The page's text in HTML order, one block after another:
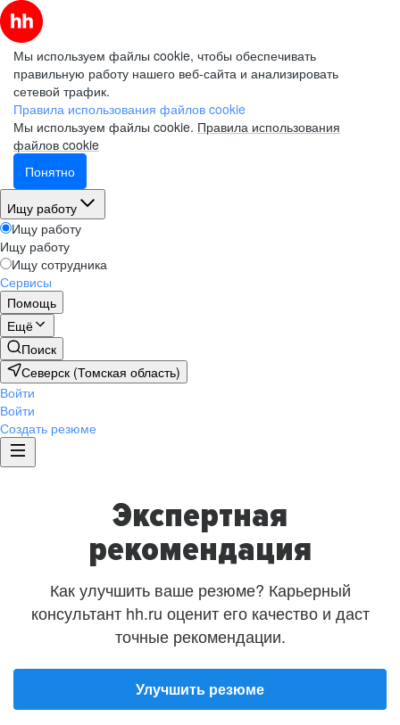
Мы используем файлы cookie, чтобы обеспечивать
правильную работу нашего веб-сайта и анализировать
сетевой трафик.
Правила использования файлов cookie
Мы используем файлы cookie. Правила использования
файлов cookie
Понятно
Ищу работу
Ищу работу
Ищу работу
Ищу сотрудника
Сервисы
Помощь
Ещё
Поиск
Северск (Томская область)
Войти
Войти
Создать резюме
Экспертная
рекомендация
Как улучшить ваше резюме? Карьерный
консультант hh.ru оценит его качество и даст
точные рекомендации.
Улучшить резюме